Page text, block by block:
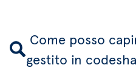
Come posso
gestito in